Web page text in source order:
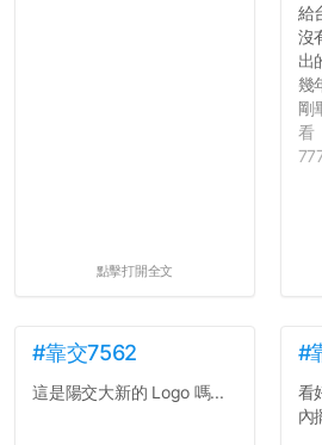
點擊打開全文
給
沒
出
幾
剛
看
#靠交7562
這是陽交大新的 Logo 嗎...
#
看
內